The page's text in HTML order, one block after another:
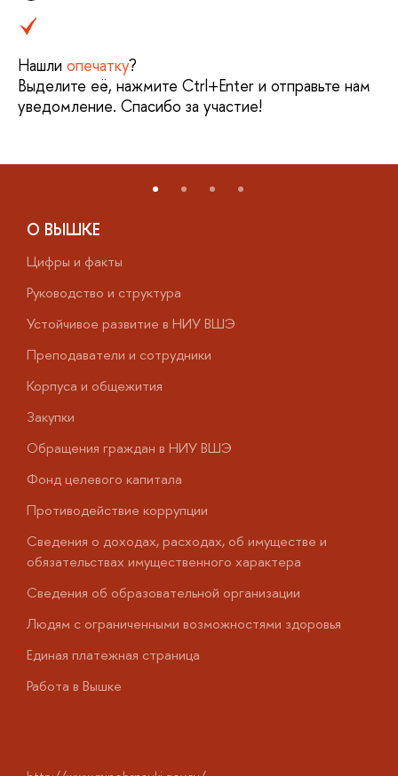
Нашли опечатку?
Выделите её, нажмите Ctrl+Enter и отправьте нам
уведомление. Спасибо за участие!
О ВЫШКЕ
Цифры и факты
Руководство и структура
Устойчивое развитие в НИУ ВШЭ
Преподаватели и сотрудники
Корпуса и общежития
Закупки
Обращения граждан в НИУ ВШЭ
Фонд целевого капитала
Противодействие коррупции
Сведения о доходах, расходах, об имуществе и
обязательствах имущественного характера
Сведения об образовательной организации
Людям с ограниченными возможностями здоровья
Единая платежная страница
Работа в Вышке